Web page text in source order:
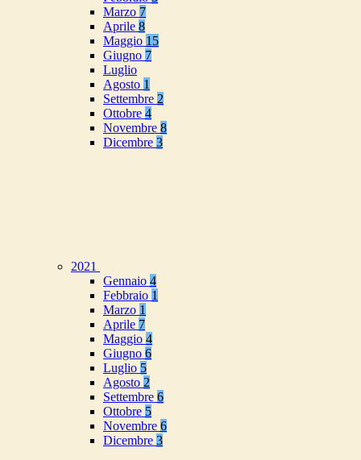
Marzo 7
Aprile 8
Maggio 15
Giugno 7
Luglio
Agosto 1
Settembre 2
Ottobre 4
Novembre 8
Dicembre 3
2021
Gennaio 4
Febbraio 1
Marzo 1
Aprile 7
Maggio 4
Giugno 6
Luglio 5
Agosto 2
Settembre 6
Ottobre 5
Novembre 6
Dicembre 3